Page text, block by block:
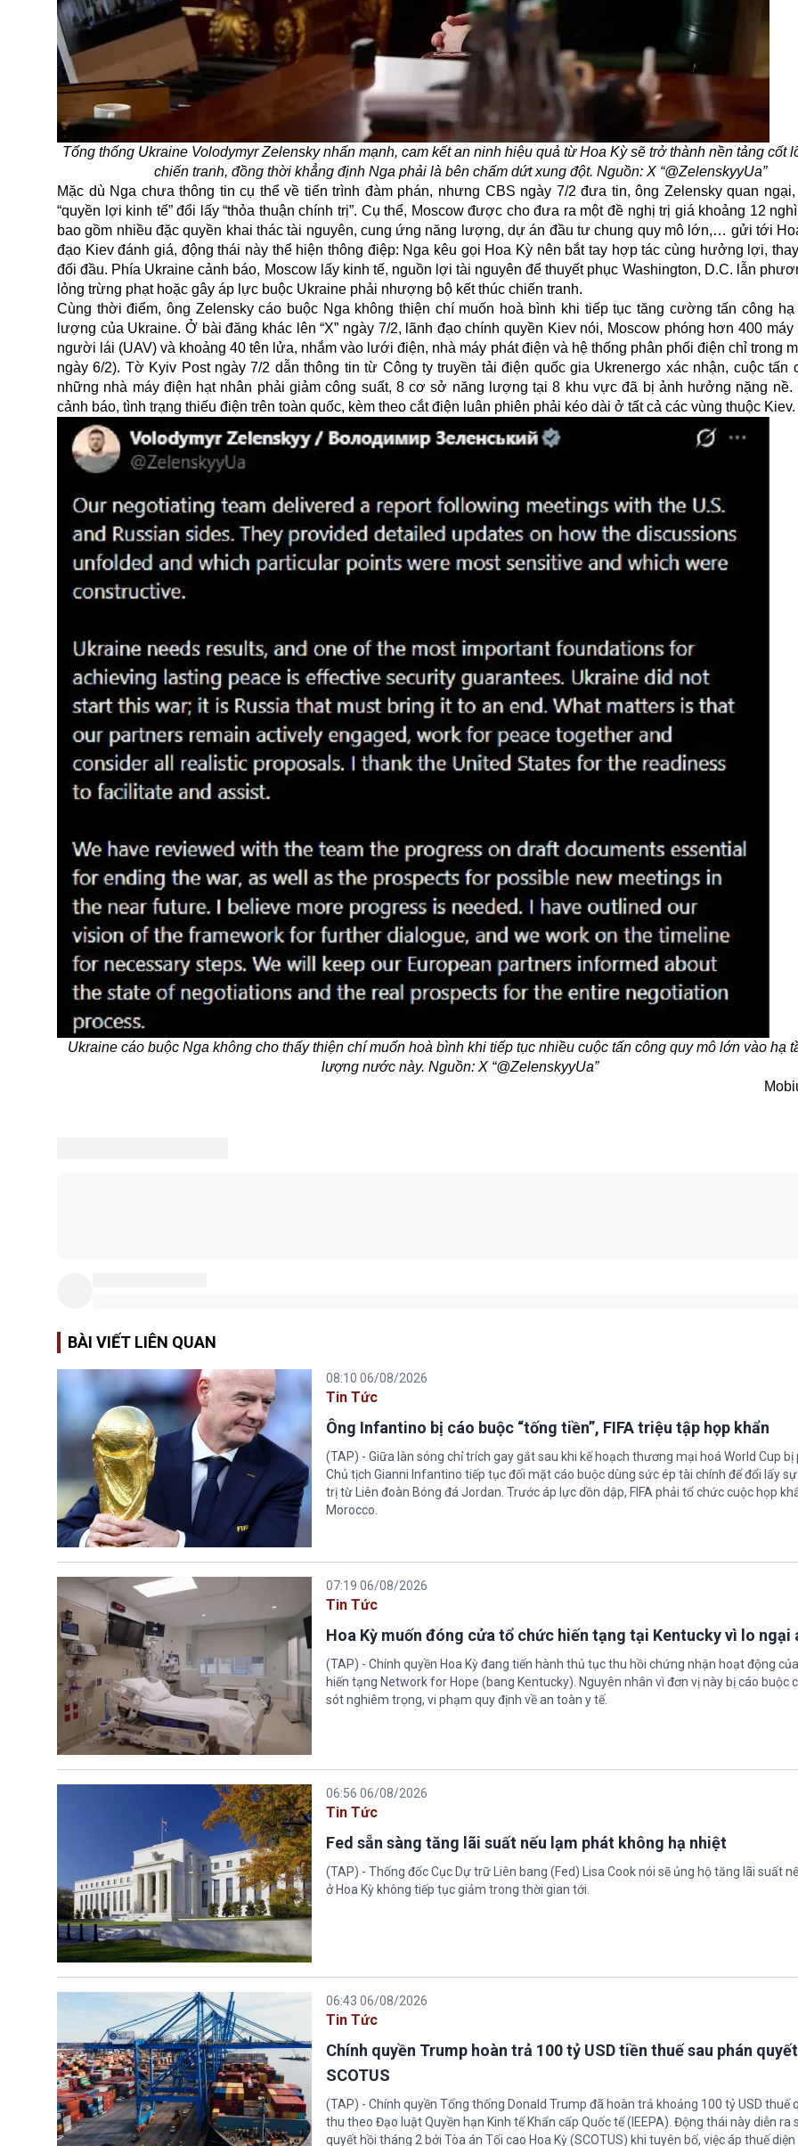
Tổng thống Ukraine Volodymyr Zelensky nhấn mạnh, cam kết an ninh hiệu quả từ Hoa Kỳ sẽ trở thành nền tảng cốt
chiến tranh, đồng thời khẳng định Nga phải là bên chấm dứt xung đột. Nguồn: X “@ZelenskyyUa”
Mặc dù Nga chưa thông tin cụ thể về tiến trình đàm phán, nhưng CBS ngày 7/2 đưa tin, ông Zelensky quan
“quyền lợi kinh tế” đổi lấy “thỏa thuận chính trị”. Cụ thể, Moscow được cho đưa ra một đề nghị trị giá khoảng 12
bao gồm nhiều đặc quyền khai thác tài nguyên, cung ứng năng lượng, dự án đầu tư chung quy mô lớn,… gửi tới
đạo Kiev đánh giá, động thái này thể hiện thông điệp: Nga kêu gọi Hoa Kỳ nên bắt tay hợp tác cùng hưởng lợi,
đối đầu. Phía Ukraine cảnh báo, Moscow lấy kinh tế, nguồn lợi tài nguyên để thuyết phục Washington, D.C. lẫn
lỏng trừng phạt hoặc gây áp lực buộc Ukraine phải nhượng bộ kết thúc chiến tranh.
Cùng thời điểm, ông Zelensky cáo buộc Nga không thiện chí muốn hoà bình khi tiếp tục tăng cường tấn công hạ
lượng của Ukraine. Ở bài đăng khác lên “X” ngày 7/2, lãnh đạo chính quyền Kiev nói, Moscow phóng hơn 400 máy
người lái (UAV) và khoảng 40 tên lửa, nhắm vào lưới điện, nhà máy phát điện và hệ thống phân phối điện chỉ trong
ngày 6/2). Tờ Kyiv Post ngày 7/2 dẫn thông tin từ Công ty truyền tải điện quốc gia Ukrenergo xác nhận, cuộc tấn
những nhà máy điện hạt nhân phải giảm công suất, 8 cơ sở năng lượng tại 8 khu vực đã bị ảnh hưởng nặng nề.
cảnh báo, tình trạng thiếu điện trên toàn quốc, kèm theo cắt điện luân phiên phải kéo dài ở tất cả các vùng thuộc Kiev.
Ukraine cáo buộc Nga không cho thấy thiện chí muốn hoà bình khi tiếp tục nhiều cuộc tấn công quy mô lớn vào hạ
lượng nước này. Nguồn: X “@ZelenskyyUa”
BÀI VIẾT LIÊN QUAN
08:10 06/08/2026
Tin Tức
Ông Infantino bị cáo buộc “tống tiền”, FIFA triệu tập họp khẩn
(TAP) - Giữa làn sóng chỉ trích gay gắt sau khi kế hoạch thương mại hoá World Cup bị
Chủ tịch Gianni Infantino tiếp tục đối mặt cáo buộc dùng sức ép tài chính để đổi lấy
trị từ Liên đoàn Bóng đá Jordan. Trước áp lực dồn dập, FIFA phải tổ chức cuộc họp
Morocco.
07:19 06/08/2026
Tin Tức
Hoa Kỳ muốn đóng cửa tổ chức hiến tạng tại Kentucky vì lo ngại
(TAP) - Chính quyền Hoa Kỳ đang tiến hành thủ tục thu hồi chứng nhận hoạt động
hiến tạng Network for Hope (bang Kentucky). Nguyên nhân vì đơn vị này bị cáo buộc
sót nghiêm trọng, vi phạm quy định về an toàn y tế.
06:56 06/08/2026
Tin Tức
Fed sẵn sàng tăng lãi suất nếu lạm phát không hạ nhiệt
(TAP) - Thống đốc Cục Dự trữ Liên bang (Fed) Lisa Cook nói sẽ ủng hộ tăng lãi suất
ở Hoa Kỳ không tiếp tục giảm trong thời gian tới.
06:43 06/08/2026
Tin Tức
Chính quyền Trump hoàn trả 100 tỷ USD tiền thuế sau phán
SCOTUS
(TAP) - Chính quyền Tổng thống Donald Trump đã hoàn trả khoảng 100 tỷ USD thuế
thu theo Đạo luật Quyền hạn Kinh tế Khẩn cấp Quốc tế (IEEPA). Động thái này diễn ra
quyết hồi tháng 2 bởi Tòa án Tối cao Hoa Kỳ (SCOTUS) khi tuyên bố, việc áp thuế diện